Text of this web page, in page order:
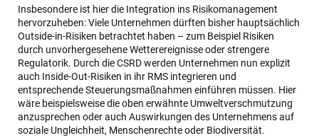
Insbesondere ist hier die Integration ins Risikomanagement
hervorzuheben: Viele Unternehmen dürften bisher hauptsächlich
Outside-in-Risiken betrachtet haben – zum Beispiel Risiken
durch unvorhergesehene Wetterereignisse oder strengere
Regulatorik. Durch die CSRD werden Unternehmen nun explizit
auch Inside-Out-Risiken in ihr RMS integrieren und
entsprechende Steuerungsmaßnahmen einführen müssen. Hier
wäre beispielsweise die oben erwähnte Umweltverschmutzung
anzusprechen oder auch Auswirkungen des Unternehmens auf
soziale Ungleichheit, Menschenrechte oder Biodiversität.